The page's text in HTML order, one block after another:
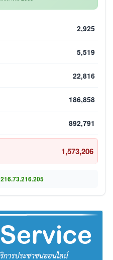
2,925
5,519
22,816
186,858
892,791
1,573,206
216.73.216.205